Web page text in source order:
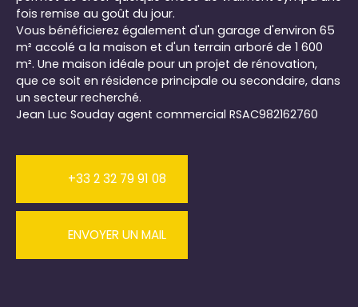
fois remise au goût du jour.
Vous bénéficierez également d'un garage d'environ 65
m² accolé a la maison et d'un terrain arboré de 1 600
m². Une maison idéale pour un projet de rénovation,
que ce soit en résidence principale ou secondaire, dans
un secteur recherché.
Jean Luc Souday agent commercial RSAC982162760
+33 2 32 79 91 08
ENVOYER UN MAIL